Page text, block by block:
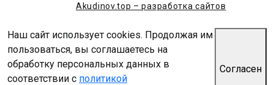
Akudinov.top – разработка сайтов
Наш сайт использует cookies. Продолжая им
пользоваться, вы соглашаетесь на
обработку персональных данных в
соответствии с политикой
Согласен